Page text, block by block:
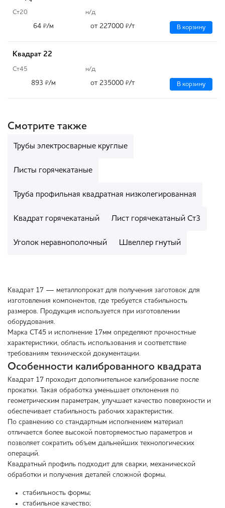
Ст20 н/д
64 ₽/м от 227000 ₽/т В корзину
Квадрат 22
Ст45 н/д
893 ₽/м от 235000 ₽/т В корзину
Смотрите также
Трубы электросварные круглые
Листы горячекатаные
Труба профильная квадратная низколегированная
Квадрат горячекатаный Лист горячекатаный Ст3
Уголок неравнополочный Швеллер гнутый
Квадрат 17 — металлопрокат для получения заготовок для
изготовления компонентов, где требуется стабильность
размеров. Продукция используется при изготовлении
оборудования.
Марка СТ45 и исполнение 17мм определяют прочностные
характеристики, область использования и соответствие
требованиям технической документации.
Особенности калиброванного квадрата
Квадрат 17 проходит дополнительное калибрование после
прокатки. Такая обработка уменьшает отклонения по
геометрическим параметрам, улучшает качество поверхности и
обеспечивает стабильность рабочих характеристик.
По сравнению со стандартным исполнением материал
отличается более высокой повторяемостью параметров и
позволяет сократить объем дальнейших технологических
операций.
Квадратный профиль подходит для сварки, механической
обработки и получения деталей сложной формы.
стабильность формы;
стабильное качество;